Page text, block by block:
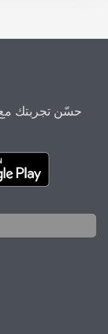
حسّن تجربتك